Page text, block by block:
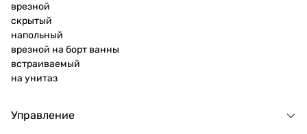
врезной
скрытый
напольный
врезной на борт ванны
встраиваемый
на унитаз
Управление